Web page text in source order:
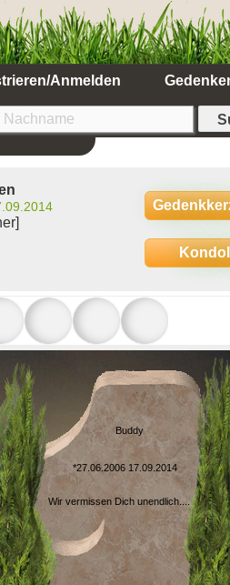
Anmelden
Buddy
*27.06.2006 17.09.2014
Wir vermissen Dich unendlich....